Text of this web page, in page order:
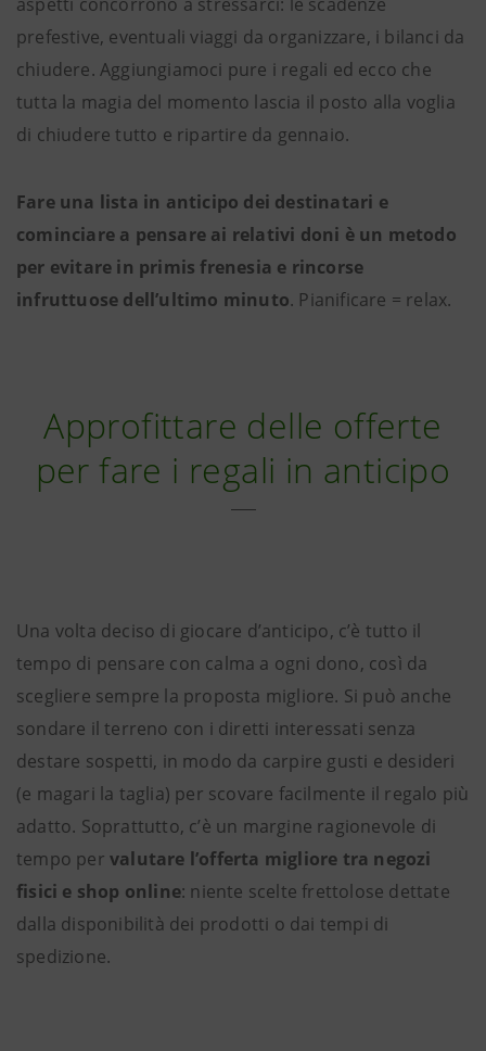
prefestive, eventuali viaggi da organizzare, i bilanci da
chiudere. Aggiungiamoci pure i regali ed ecco che
tutta la magia del momento lascia il posto alla voglia
di chiudere tutto e ripartire da gennaio.
Fare una lista in anticipo dei destinatari e
cominciare a pensare ai relativi doni è un metodo
per evitare in primis frenesia e rincorse
infruttuose dell’ultimo minuto. Pianificare = relax.
Approfittare delle offerte
per fare i regali in anticipo
Una volta deciso di giocare d’anticipo, c’è tutto il
tempo di pensare con calma a ogni dono, così da
scegliere sempre la proposta migliore. Si può anche
sondare il terreno con i diretti interessati senza
destare sospetti, in modo da carpire gusti e desideri
(e magari la taglia) per scovare facilmente il regalo più
adatto. Soprattutto, c’è un margine ragionevole di
tempo per valutare l’offerta migliore tra negozi
fisici e shop online: niente scelte frettolose dettate
dalla disponibilità dei prodotti o dai tempi di
spedizione.